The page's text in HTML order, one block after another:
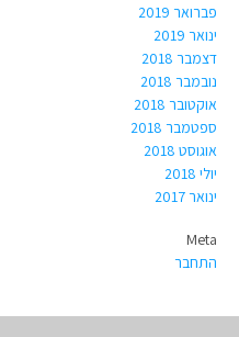
פברואר 2019
ינואר 2019
דצמבר 2018
נובמבר 2018
אוקטובר 2018
ספטמבר 2018
אוגוסט 2018
יולי 2018
ינואר 2017
Meta
התחבר